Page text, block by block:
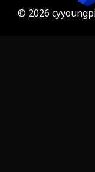
© 2026